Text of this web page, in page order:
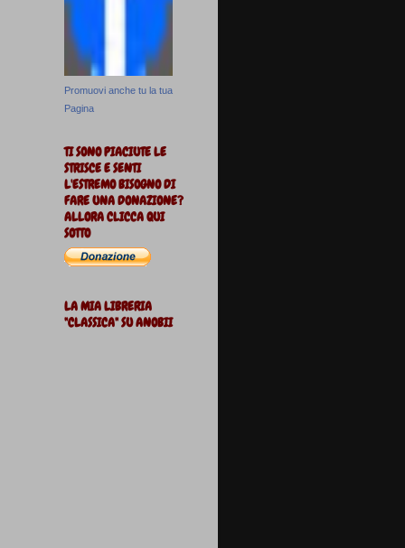
Promuovi anche tu la tua
Pagina
TI SONO PIACIUTE LE
STRISCE E SENTI
L'ESTREMO BISOGNO DI
FARE UNA DONAZIONE?
ALLORA CLICCA QUI
SOTTO
LA MIA LIBRERIA
"CLASSICA" SU ANOBII